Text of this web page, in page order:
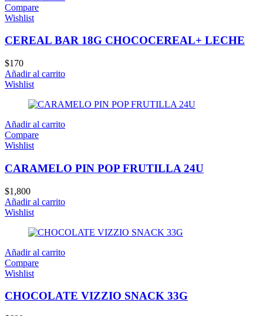
Compare
Wishlist
CEREAL BAR 18G CHOCOCEREAL+ LECHE
$170
Añadir al carrito
Wishlist
Añadir al carrito
Compare
Wishlist
CARAMELO PIN POP FRUTILLA 24U
$1,800
Añadir al carrito
Wishlist
Añadir al carrito
Compare
Wishlist
CHOCOLATE VIZZIO SNACK 33G